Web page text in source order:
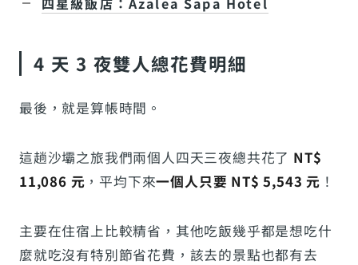
4 天 3 夜雙人總花費明細
最後，就是算帳時間。
這趟沙壩之旅我們兩個人四天三夜總共花了 NT$
11,086 元 ，平均下來一個人只要 NT$ 5,543 元 ！
主要在住宿上比較精省，其他吃飯幾乎都是想吃什
麼就吃沒有特別節省花費，該去的景點也都有去